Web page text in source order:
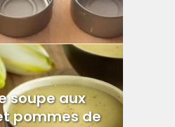
soupe aux
pommes de